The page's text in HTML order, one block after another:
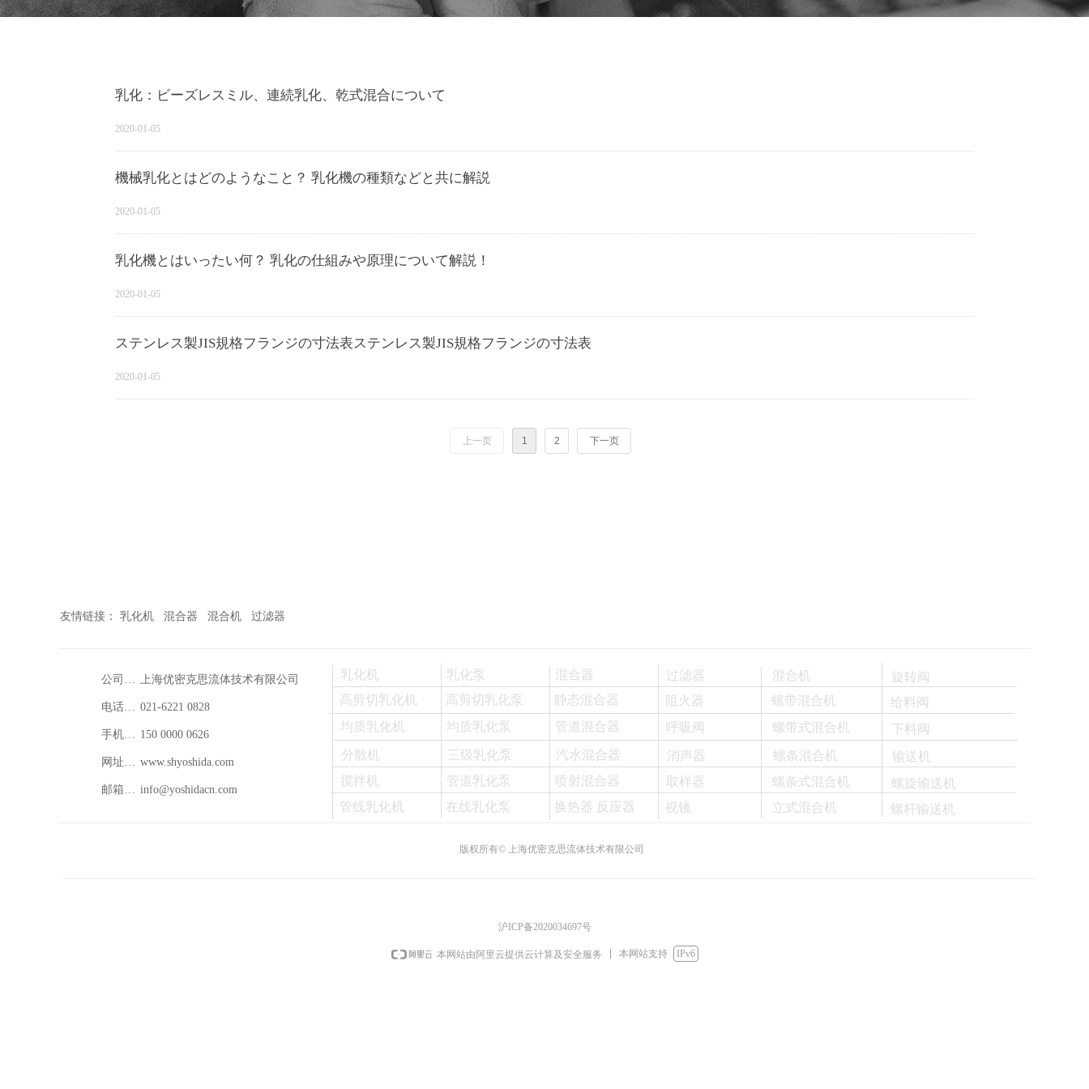
乳化：ビーズレスミル、連続乳化、乾式混合について
2020-01-05
機械乳化とはどのようなこと？ 乳化機の種類などと共に解説
2020-01-05
乳化機とはいったい何？ 乳化の仕組みや原理について解説！
2020-01-05
ステンレス製JIS規格フランジの寸法表ステンレス製JIS規格フランジの寸法表
2020-01-05
上一页 1 2 下一页
友情链接： 乳化机 混合器 混合机 过滤器
版权所有© 上海优密克思流体技术有限公司
公司名称： 上海优密克思流体技术有限公司
电话：021-88888888 021-6221 0828
手机：150 0000 0626 150 0000 0626
网址：www.shyoshida.com www.shyoshida.com
邮箱：info@shyoshida.com info@yoshidacn.com
乳化机
高剪切乳化机
均质乳化机
分散机
搅拌机
管线乳化机
高剪切乳化泵
在线乳化泵
乳化泵
均质乳化泵
管道乳化泵
三级乳化泵
静态混合器
换热器 反应器
混合器
管道混合器
喷射混合器
汽水混合器
阻火器
视镜
过滤器
呼吸阀
取样器
消声器
螺带混合机
立式混合机
混合机
螺带式混合机
螺条式混合机
螺条混合机
给料阀
螺杆输送机
旋转阀
下料阀
螺旋输送机
输送机
沪ICP备2020034697号
本网站由阿里云提供云计算及安全服务 本网站支持 IPv6